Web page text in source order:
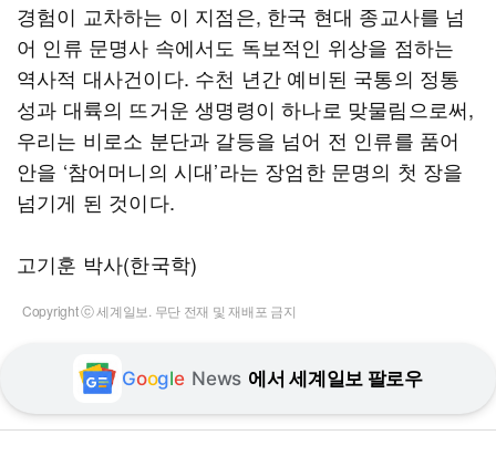
경험이 교차하는 이 지점은, 한국 현대 종교사를 넘
어 인류 문명사 속에서도 독보적인 위상을 점하는
역사적 대사건이다. 수천 년간 예비된 국통의 정통
성과 대륙의 뜨거운 생명령이 하나로 맞물림으로써,
우리는 비로소 분단과 갈등을 넘어 전 인류를 품어
안을 ‘참어머니의 시대’라는 장엄한 문명의 첫 장을
넘기게 된 것이다.
고기훈 박사(한국학)
Copyright ⓒ 세계일보. 무단 전재 및 재배포 금지
Google News 에서 세계일보 팔로우